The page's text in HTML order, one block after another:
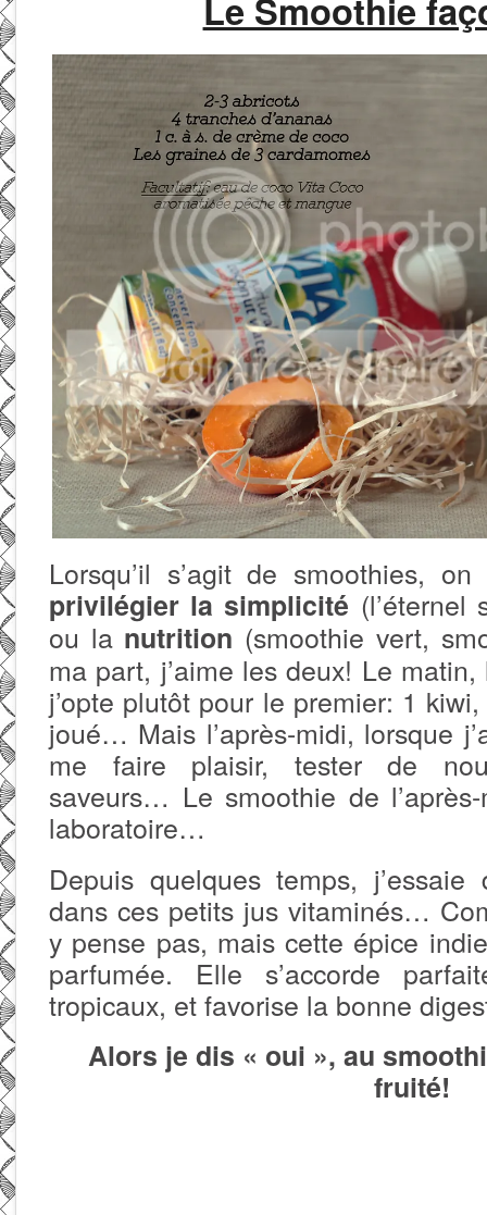
Le Smoothie
Lorsqu’il s’agit de smoothies,
privilégier la simplicité (l’éternel
ou la nutrition (smoothie vert,
ma part, j’aime les deux! Le
j’opte plutôt pour le premier: 1
joué… Mais l’après-midi, lorsque
me faire plaisir, tester de
saveurs… Le smoothie de
laboratoire…
Depuis quelques temps,
dans ces petits jus vitaminés…
y pense pas, mais cette épice
parfumée. Elle s’accorde
tropicaux, et favorise la bonne
Alors je dis « oui », au
fruité!